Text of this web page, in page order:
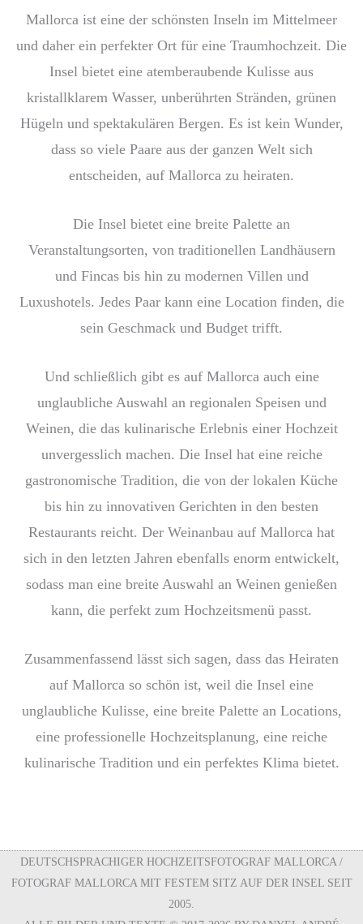
Mallorca ist eine der schönsten Inseln im Mittelmeer
und daher ein perfekter Ort für eine Traumhochzeit. Die
Insel bietet eine atemberaubende Kulisse aus
kristallklarem Wasser, unberührten Stränden, grünen
Hügeln und spektakulären Bergen. Es ist kein Wunder,
dass so viele Paare aus der ganzen Welt sich
entscheiden, auf Mallorca zu heiraten.
Die Insel bietet eine breite Palette an
Veranstaltungsorten, von traditionellen Landhäusern
und Fincas bis hin zu modernen Villen und
Luxushotels. Jedes Paar kann eine Location finden, die
sein Geschmack und Budget trifft.
Und schließlich gibt es auf Mallorca auch eine
unglaubliche Auswahl an regionalen Speisen und
Weinen, die das kulinarische Erlebnis einer Hochzeit
unvergesslich machen. Die Insel hat eine reiche
gastronomische Tradition, die von der lokalen Küche
bis hin zu innovativen Gerichten in den besten
Restaurants reicht. Der Weinanbau auf Mallorca hat
sich in den letzten Jahren ebenfalls enorm entwickelt,
sodass man eine breite Auswahl an Weinen genießen
kann, die perfekt zum Hochzeitsmenü passt.
Zusammenfassend lässt sich sagen, dass das Heiraten
auf Mallorca so schön ist, weil die Insel eine
unglaubliche Kulisse, eine breite Palette an Locations,
eine professionelle Hochzeitsplanung, eine reiche
kulinarische Tradition und ein perfektes Klima bietet.
DEUTSCHSPRACHIGER HOCHZEITSFOTOGRAF MALLORCA /
FOTOGRAF MALLORCA MIT FESTEM SITZ AUF DER INSEL SEIT
2005.